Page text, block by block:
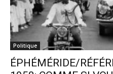
Politique
ÉPHÉMÉRIDE/